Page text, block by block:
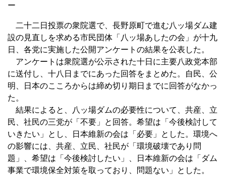
ー
二十二日投票の衆院選で、長野原町で進む八ッ場ダム建
設の見直しを求める市民団体「八ッ場あしたの会」が十九
日、各党に実施した公開アンケートの結果を公表した。
アンケートは衆院選が公示された十日に主要八政党本部
に送付し、十八日までにあった回答をまとめた。自民、公
明、日本のこころからは締め切り期日までに回答がなかっ
た。
結果によると、八ッ場ダムの必要性について、共産、立
民、社民の三党が「不要」と回答。希望は「今後検討して
いきたい」とし、日本維新の会は「必要」とした。環境へ
の影響には、共産、立民、社民が「環境破壊であり問
題」、希望は「今後検討したい」、日本維新の会は「ダム
事業で環境保全対策を取っており、問題ない」とした。